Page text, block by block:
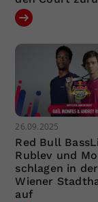
26.09.2025
Red Bull
Rublev und
schlagen in der
Wiener
auf